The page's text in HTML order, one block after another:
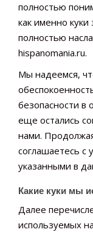
полностью
как именно
полностью
hispanomania.ru.
Мы надеемся,
безопасности в
еще остались
нами.
соглашаетесь с
указанными в
Какие куки мы
Далее
используемых